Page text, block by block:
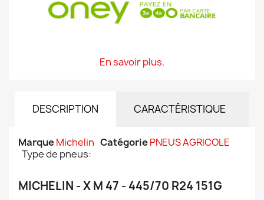
En savoir plus.
DESCRIPTION CARACTÉRISTIQUE
MarqueMichelin CatégoriePNEUS AGRICOLE
Type de pneus:
MICHELIN - X M 47 - 445/70 R24 151G